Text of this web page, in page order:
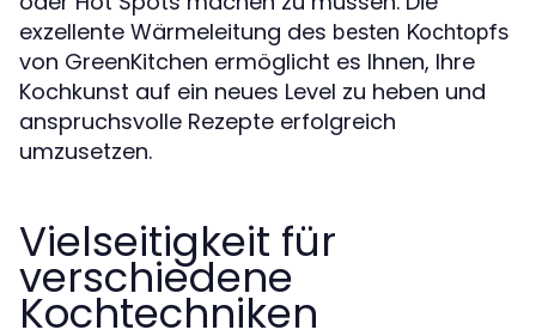
exzellente Wärmeleitung des besten Kochtopfs
von GreenKitchen ermöglicht es Ihnen, Ihre
Kochkunst auf ein neues Level zu heben und
anspruchsvolle Rezepte erfolgreich
umzusetzen.
Vielseitigkeit für
verschiedene
Kochtechniken